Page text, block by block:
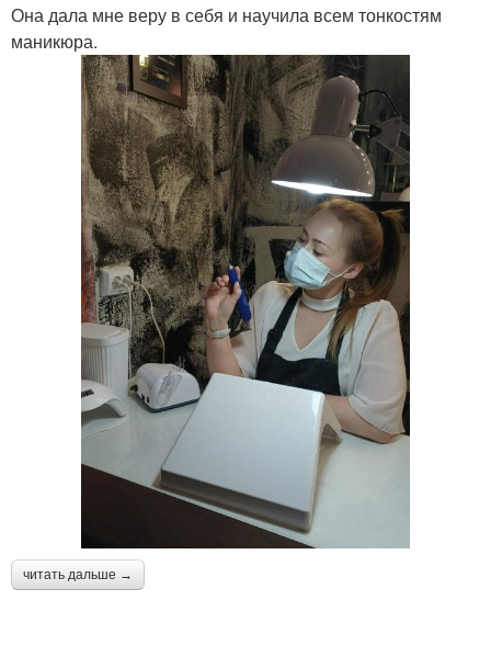
Она дала мне веру в себя и научила всем тонкостям
маникюра.
читать дальше →